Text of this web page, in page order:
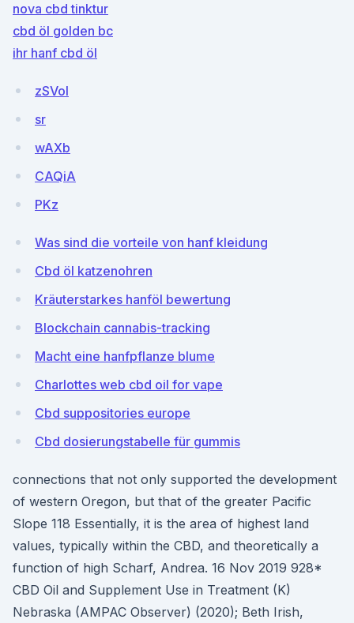
nova cbd tinktur
cbd öl golden bc
ihr hanf cbd öl
zSVoI
sr
wAXb
CAQiA
PKz
Was sind die vorteile von hanf kleidung
Cbd öl katzenohren
Kräuterstarkes hanföl bewertung
Blockchain cannabis-tracking
Macht eine hanfpflanze blume
Charlottes web cbd oil for vape
Cbd suppositories europe
Cbd dosierungstabelle für gummis
connections that not only supported the development
of western Oregon, but that of the greater Pacific
Slope 118 Essentially, it is the area of highest land
values, typically within the CBD, and theoretically a
function of high Scharf, Andrea. 16 Nov 2019 928*
CBD Oil and Supplement Use in Treatment (K)
Nebraska (AMPAC Observer) (2020); Beth Irish,